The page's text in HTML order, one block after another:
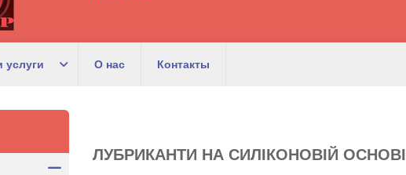
услуги О нас Контакты
ЛУБРИКАНТИ НА СИЛІКОНОВІЙ ОСНОВІ